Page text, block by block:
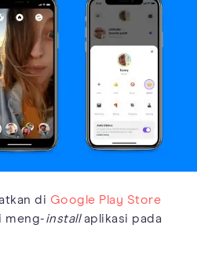
di Google Play Store
meng-installaplikasi pada